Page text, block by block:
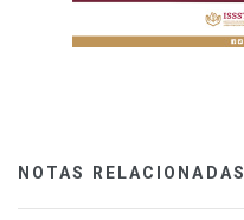
NOTAS RELACIONADAS